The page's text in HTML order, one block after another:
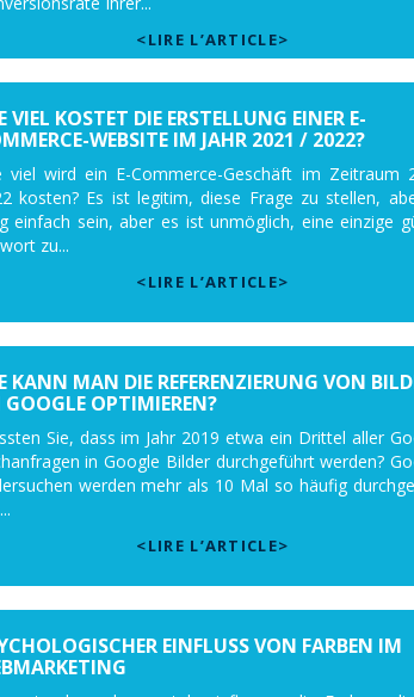
<LIRE L’ARTICLE>
VIEL KOSTET DIE ERSTELLUNG EINER E-
WEBSITE IM JAHR 2021 / 2022?
viel wird ein E-Commerce-Geschäft im Zeitraum
kosten? Es ist legitim, diese Frage zu stellen,
einfach sein, aber es ist unmöglich, eine einzige
zu...
<LIRE L’ARTICLE>
KANN MAN DIE REFERENZIERUNG VON
GOOGLE OPTIMIEREN?
Sie, dass im Jahr 2019 etwa ein Drittel aller
in Google Bilder durchgeführt werden?
werden mehr als 10 Mal so häufig
<LIRE L’ARTICLE>
EINFLUSS VON FARBEN IM